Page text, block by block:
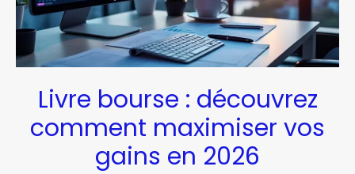
Livre bourse : découvrez
comment maximiser vos
gains en 2026